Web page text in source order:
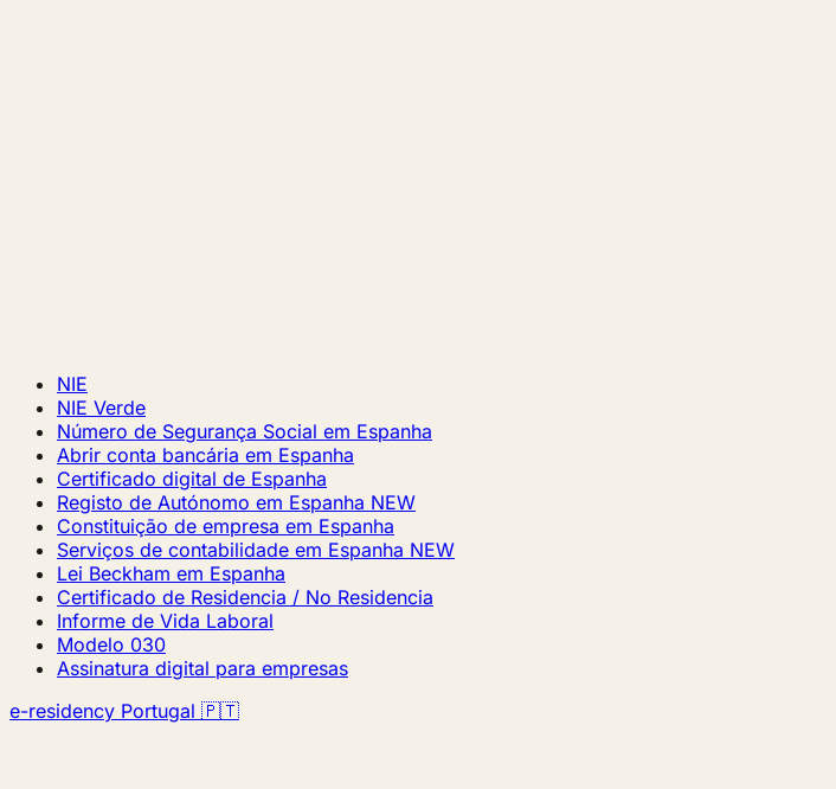
NIE
NIE Verde
Número de Segurança Social em Espanha
Abrir conta bancária em Espanha
Certificado digital de Espanha
Registo de Autónomo em Espanha NEW
Constituição de empresa em Espanha
Serviços de contabilidade em Espanha NEW
Lei Beckham em Espanha
Certificado de Residencia / No Residencia
Informe de Vida Laboral
Modelo 030
Assinatura digital para empresas
e-residency Portugal 🇵🇹